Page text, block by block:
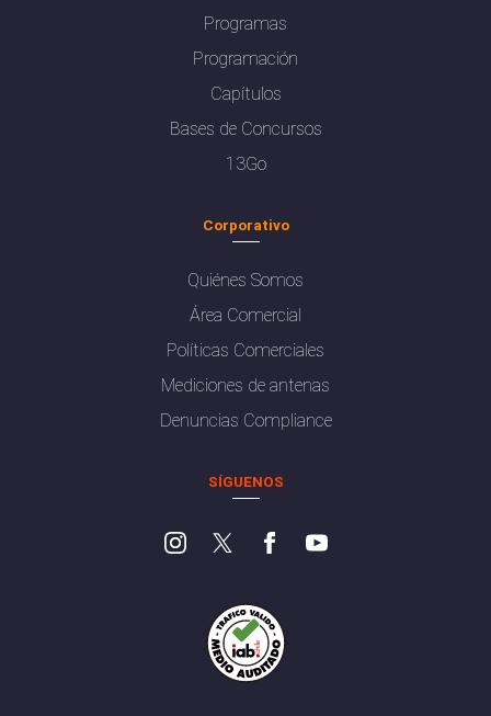
Programas
Programación
Capítulos
Bases de Concursos
13Go
Corporativo
Quiénes Somos
Área Comercial
Políticas Comerciales
Mediciones de antenas
Denuncias Compliance
SÍGUENOS